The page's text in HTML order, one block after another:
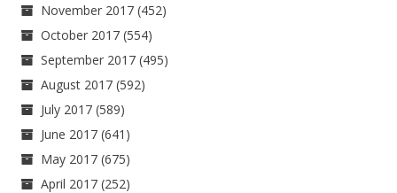
November 2017 (452)
October 2017 (554)
September 2017 (495)
August 2017 (592)
July 2017 (589)
June 2017 (641)
May 2017 (675)
April 2017 (252)